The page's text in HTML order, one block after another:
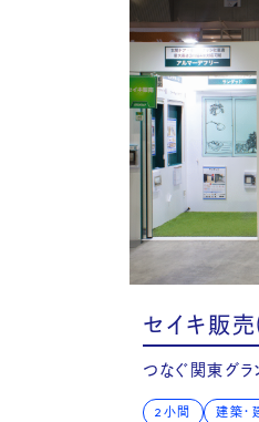
セイキ販
つなぐ関東グ
2小間 建築・